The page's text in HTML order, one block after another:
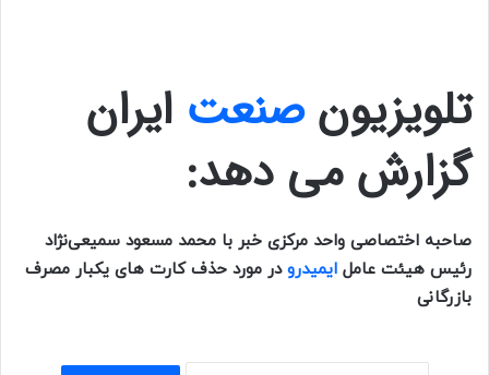
تلویزیونصنعت ایران
گزارش می دهد:
صاحبه اختصاصی واحد مرکزی خبر با محمد مسعود سمیعی‌نژاد
رئیس هیئت عامل ایمیدرودر مورد حذف کارت های یکبار مصرف
بازرگانی